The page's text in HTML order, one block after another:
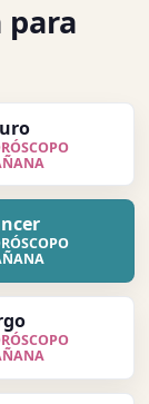
para